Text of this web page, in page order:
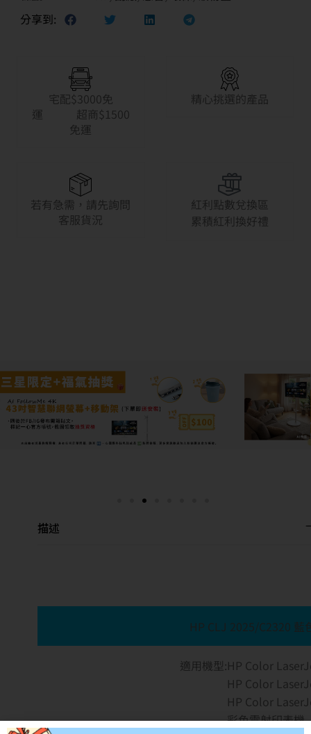
分享到:
宅配$3000免
運 超商$1500
免運
精心挑選的產品
若有急需，請先詢問
客服貨況
紅利點數兌換區
累積紅利換好禮
描述
HP CLJ 2025/C2320 藍
產品料號:CC531A
適用機型:HP Color
HP Color LaserJet
HP Color LaserJet
彩色雷射印表機